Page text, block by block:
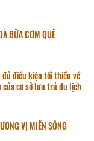
BỮA CƠM QUÊ
đủ điều kiện tối thiểu về
cơ sở lưu trú du lịch
VỊ MIỀN SÔNG